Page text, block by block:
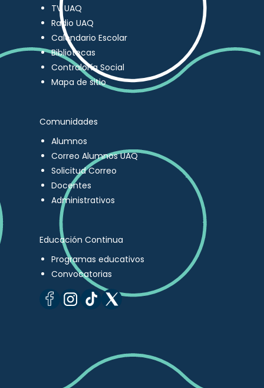
TV UAQ
Radio UAQ
Calendario Escolar
Bibliotecas
Contraloría Social
Mapa de sitio
Comunidades
Alumnos
Correo Alumnos UAQ
Solicitud Correo
Docentes
Administrativos
Educación Continua
Programas educativos
Convocatorias